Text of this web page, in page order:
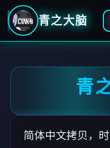
青之大脑
青
简体中文拷贝，